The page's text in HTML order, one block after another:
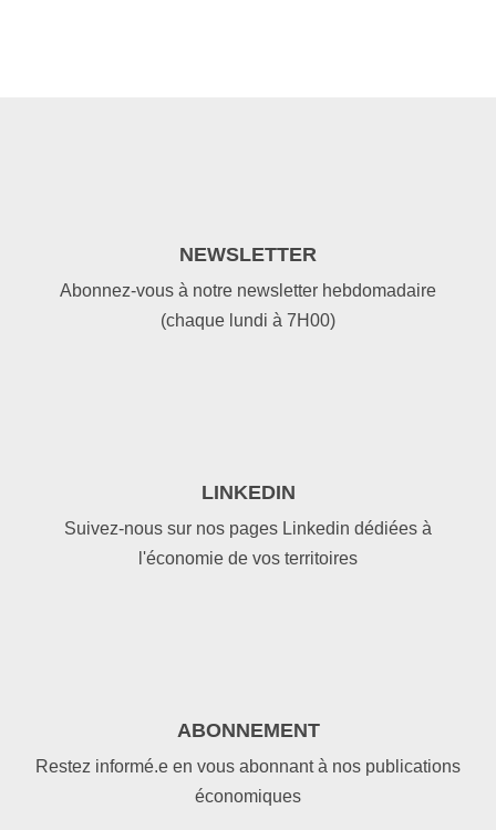
NEWSLETTER
Abonnez-vous à notre newsletter hebdomadaire
(chaque lundi à 7H00)
LINKEDIN
Suivez-nous sur nos pages Linkedin dédiées à
l'économie de vos territoires
ABONNEMENT
Restez informé.e en vous abonnant à nos publications
économiques